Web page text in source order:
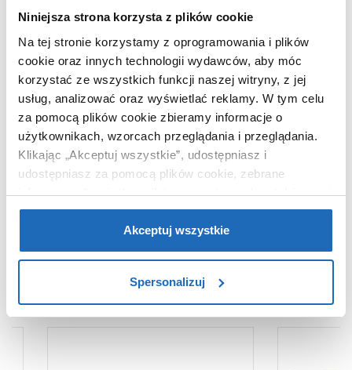
Niniejsza strona korzysta z plików cookie
Na tej stronie korzystamy z oprogramowania i plików
cookie oraz innych technologii wydawców, aby móc
korzystać ze wszystkich funkcji naszej witryny, z jej
usług, analizować oraz wyświetlać reklamy. W tym celu
za pomocą plików cookie zbieramy informacje o
użytkownikach, wzorcach przeglądania i przeglądania.
Klikając „Akceptuj wszystkie”, udostępniasz i
udostępniasz za pomocą plików cookie, zebrane
informacje dla użytkowników zewnętrznych, a także nasi
partnerzy reklamowi.Jeśli chcesz, włącz „Tylko
wymagane pliki cookie”.Pamiętaj jednak, że
zablokowane niektóre pliki cookie mogą mieć wpływ na
Akceptuj wszystkie
Spersonalizuj
Rodzaj
liniowy
Długość
149 cm
Kolor
stal
Kod EAN
4002626517739
Wymiary z
opakowaniem
25 x 10 x 149
cm
Waga z opakowaniem
0,20 kg
Dane producenta
Zobacz